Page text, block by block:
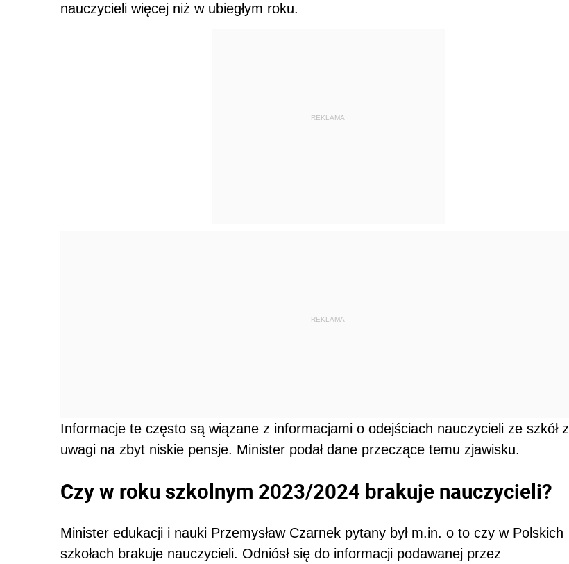
nauczycieli więcej niż w ubiegłym roku.
REKLAMA
REKLAMA
Informacje te często są wiązane z informacjami o odejściach nauczycieli ze szkół z
uwagi na zbyt niskie pensje. Minister podał dane przeczące temu zjawisku.
Czy w roku szkolnym 2023/2024 brakuje nauczycieli?
Minister edukacji i nauki Przemysław Czarnek pytany był m.in. o to czy w Polskich
szkołach brakuje nauczycieli. Odniósł się do informacji podawanej przez